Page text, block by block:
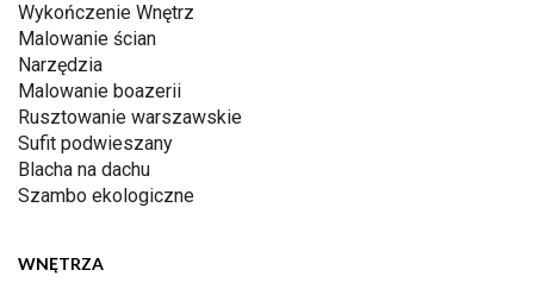
Wykończenie Wnętrz
Malowanie ścian
Narzędzia
Malowanie boazerii
Rusztowanie warszawskie
Sufit podwieszany
Blacha na dachu
Szambo ekologiczne
WNĘTRZA